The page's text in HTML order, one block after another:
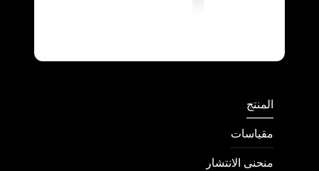
المنتج
مقیاسات
منحنى الانتشار